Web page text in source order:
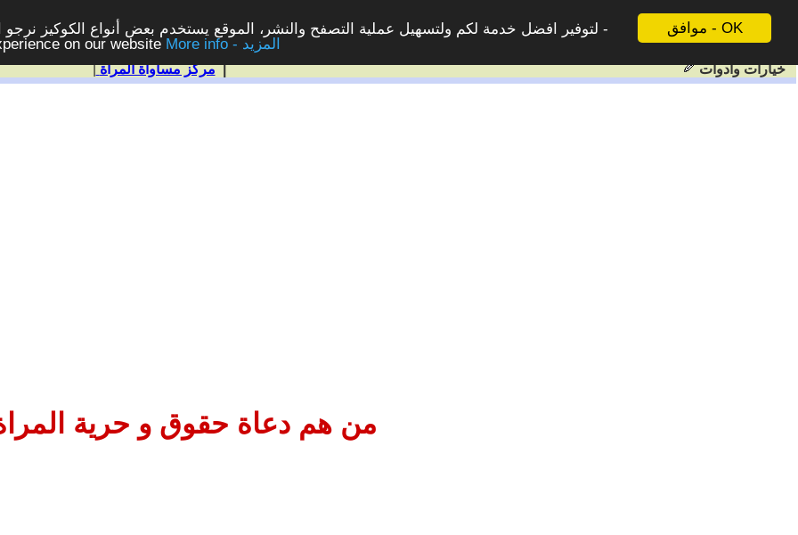
موافق - OK
لتوفير افضل خدمة لكم ولتسهيل عملية التصفح والنشر، الموقع يستخدم بعض أنواع الكوكيز
on our website
More info - المزيد
| مركز مساواة المرأة| خيارات وادوات
من هم دعاة حقوق و حرية